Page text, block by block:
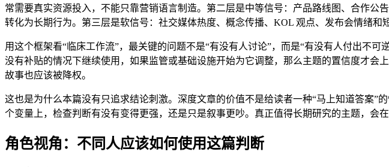
常需要真实资源投入，不能只靠营销语言制造。第二层是中等信号：产品路线图、合作
转化为长期行为。第三层是软信号：社交媒体热度、概念传播、KOL 观点、发布会情绪
用这个框架看“临床工作流”，最关键的问题不是“有没有人讨论”，而是“有没有人付出不
没有补贴的情况下继续使用，如果监管或基础设施开始为它调整，那么主题的置信度才
故事也应该被降权。
这也是为什么本篇没有只追求结论刺激。深度文章的价值不是给读者一种“马上知道答案
个变量上，检查判断有没有变得更强，还是只是叙事更吵。真正值得长期研究的主题，会
角色视角：不同人应该如何使用这篇判断